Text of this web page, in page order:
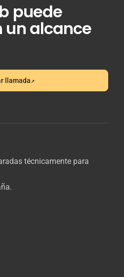
puede
un alcance
llamada
(se abre en una pestaña nueva)
↗
técnicamente para